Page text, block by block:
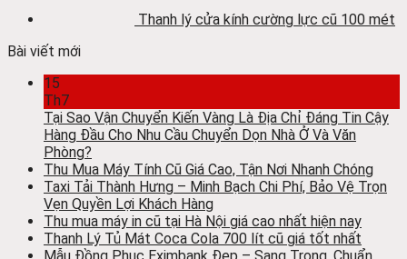
Thanh lý cửa kính cường lực cũ 100 mét
Bài viết mới
15
Th7
Tại Sao Vận Chuyển Kiến Vàng Là Địa Chỉ Đáng Tin Cậy
Hàng Đầu Cho Nhu Cầu Chuyển Dọn Nhà Ở Và Văn
Phòng?
Thu Mua Máy Tính Cũ Giá Cao, Tận Nơi Nhanh Chóng
Taxi Tải Thành Hưng – Minh Bạch Chi Phí, Bảo Vệ Trọn
Vẹn Quyền Lợi Khách Hàng
Thu mua máy in cũ tại Hà Nội giá cao nhất hiện nay
Thanh Lý Tủ Mát Coca Cola 700 lít cũ giá tốt nhất